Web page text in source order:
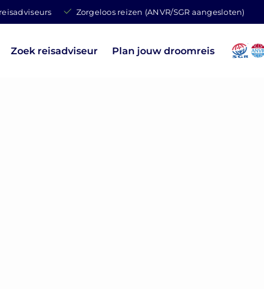
Zorgeloos reizen (ANVR/SGR aangesloten)
Zoek reisadviseur Plan jouw droomreis